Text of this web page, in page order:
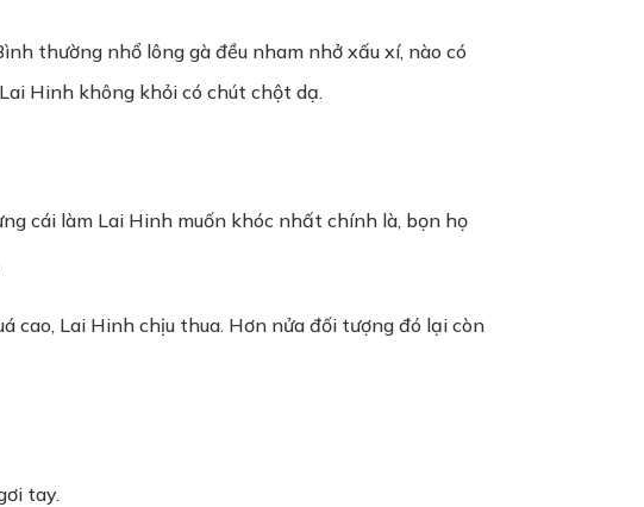
thường nhổ lông gà đều nham nhở xấu xí, nào có
Hinh không khỏi có chút chột dạ.
cái làm Lai Hinh muốn khóc nhất chính là, bọn họ
cao, Lai Hinh chịu thua. Hơn nửa đối tượng đó lại còn
tay.